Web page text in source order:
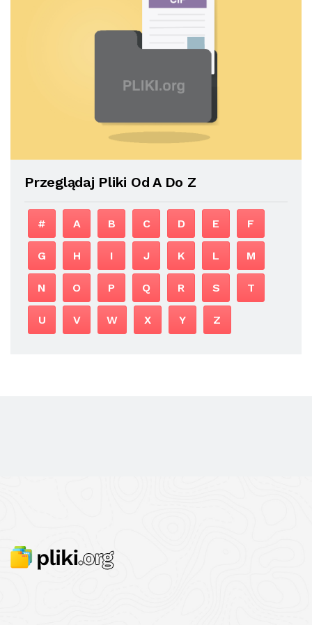
Przeglądaj Pliki Od A Do Z
# A B C D E F
G H I J K L M
N O P Q R S T
U V W X Y Z